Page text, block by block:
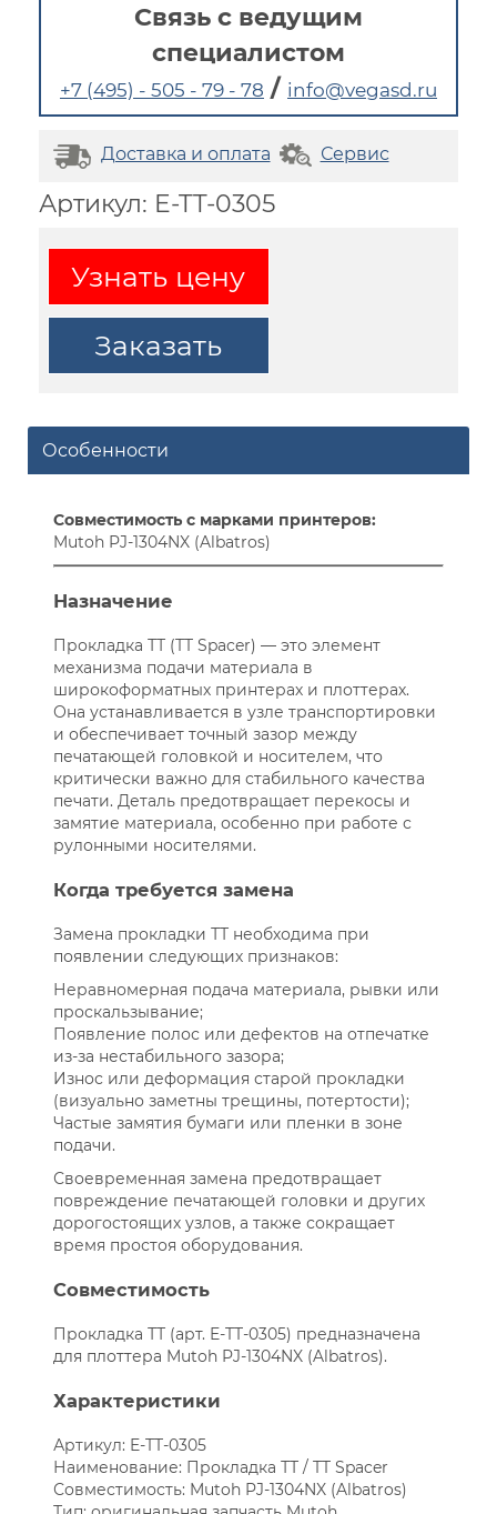
Связь с ведущим
специалистом
+7 (495) - 505 - 79 - 78 / info@vegasd.ru
Доставка и оплата Сервис
Артикул: E-TT-0305
Узнать цену
Заказать
Особенности
Совместимость с марками принтеров:
Mutoh PJ-1304NX (Albatros)
Назначение
Прокладка ТТ (TT Spacer) — это элемент
механизма подачи материала в
широкоформатных принтерах и плоттерах.
Она устанавливается в узле транспортировки
и обеспечивает точный зазор между
печатающей головкой и носителем, что
критически важно для стабильного качества
печати. Деталь предотвращает перекосы и
замятие материала, особенно при работе с
рулонными носителями.
Когда требуется замена
Замена прокладки ТТ необходима при
появлении следующих признаков:
Неравномерная подача материала, рывки или
проскальзывание;
Появление полос или дефектов на отпечатке
из-за нестабильного зазора;
Износ или деформация старой прокладки
(визуально заметны трещины, потертости);
Частые замятия бумаги или пленки в зоне
подачи.
Своевременная замена предотвращает
повреждение печатающей головки и других
дорогостоящих узлов, а также сокращает
время простоя оборудования.
Совместимость
Прокладка ТТ (арт. E-TT-0305) предназначена
для плоттера Mutoh PJ-1304NX (Albatros).
Характеристики
Артикул: E-TT-0305
Наименование: Прокладка ТТ / TT Spacer
Совместимость: Mutoh PJ-1304NX (Albatros)